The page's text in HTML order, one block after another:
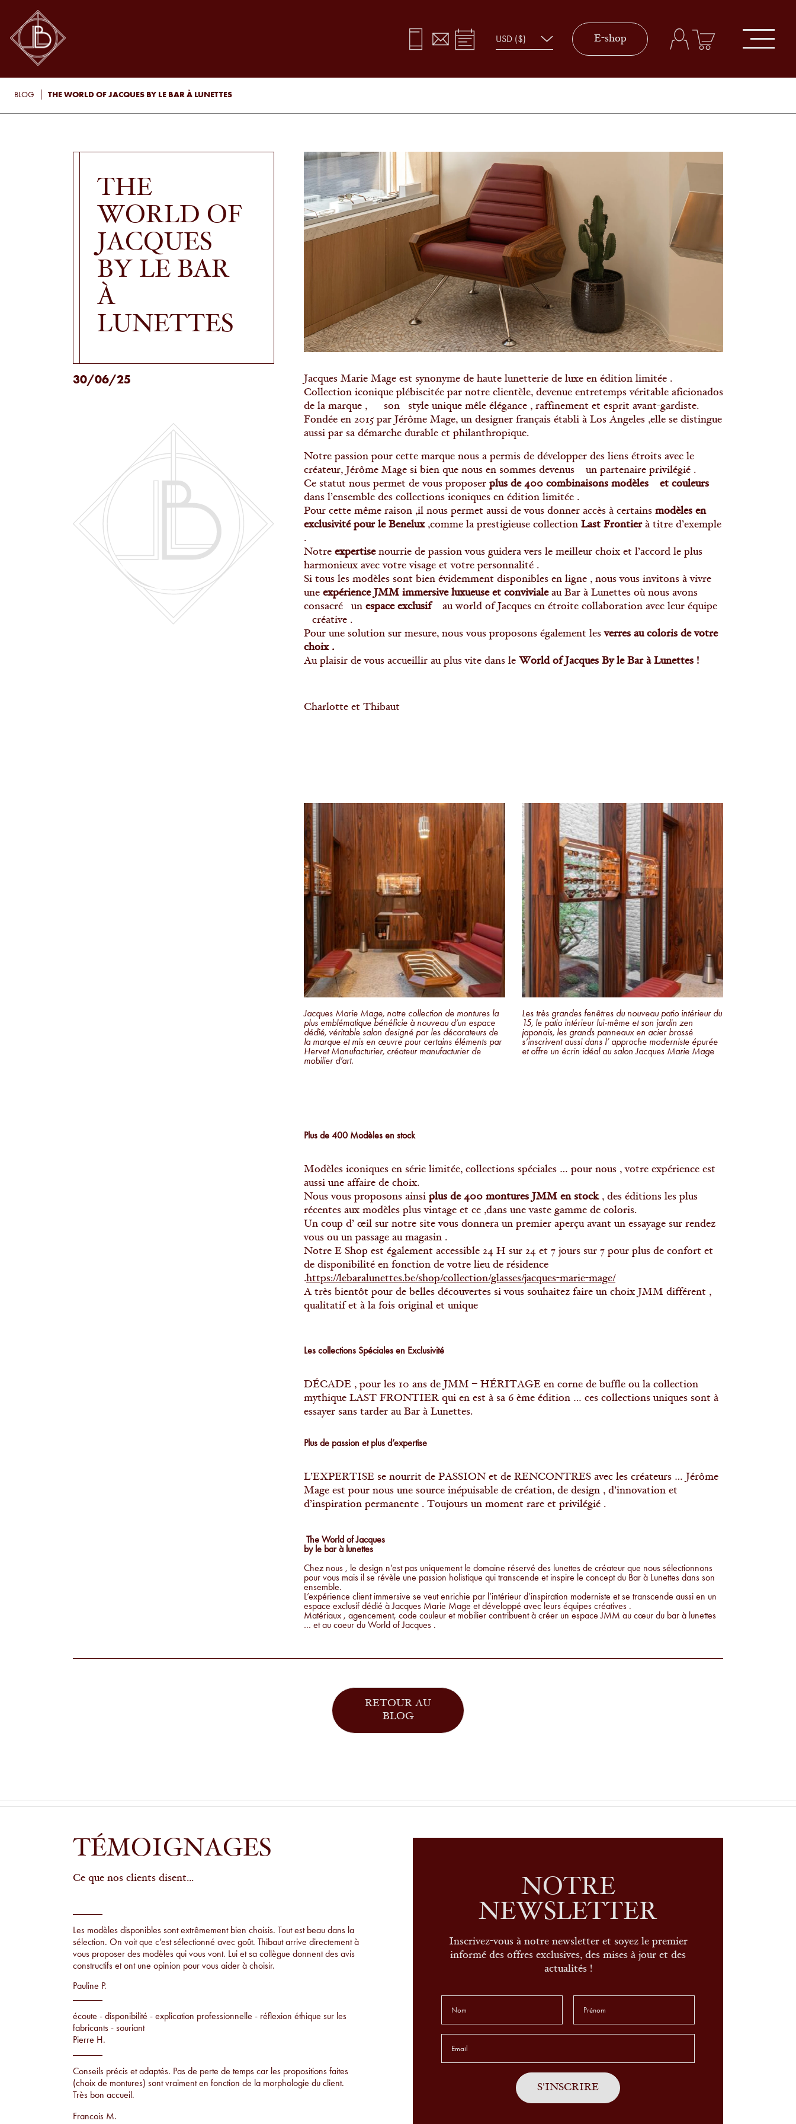
E-shop
BLOG THE WORLD OF JACQUES BY LE BAR À LUNETTES
THE
WORLD OF
JACQUES
BY LE BAR
À
LUNETTES
30/06/25
Jacques Marie Mage est synonyme de haute lunetterie de luxe en édition limitée .
Collection iconique plébiscitée par notre clientèle, devenue entretemps véritable aficionados
de la marque , son style unique mêle élégance , raffinement et esprit avant-gardiste.
Fondée en 2015 par Jérôme Mage, un designer français établi à Los Angeles ,elle se distingue
aussi par sa démarche durable et philanthropique.
Notre passion pour cette marque nous a permis de développer des liens étroits avec le
créateur, Jérôme Mage si bien que nous en sommes devenus un partenaire privilégié .
Ce statut nous permet de vous proposer plus de 400 combinaisons modèles et couleurs
dans l’ensemble des collections iconiques en édition limitée .
Pour cette même raison ,il nous permet aussi de vous donner accès à certains modèles en
exclusivité pour le Benelux,comme la prestigieuse collection Last Frontierà titre d’exemple
.
Notre expertisenourrie de passion vous guidera vers le meilleur choix et l’accord le plus
harmonieux avec votre visage et votre personnalité .
Si tous les modèles sont bien évidemment disponibles en ligne , nous vous invitons à vivre
une expérience JMM immersive luxueuse et convivialeau Bar à Lunettes où nous avons
consacré un espace exclusifau world of Jacques en étroite collaboration avec leur équipe
créative .
Pour une solution sur mesure, nous vous proposons également lesverres au coloris de votre
choix .
Au plaisir de vous accueillir au plus vite dans le World of Jacques By le Bar à Lunettes !
Charlotte et Thibaut
Jacques Marie Mage, notre collection de montures la
plus emblématique bénéficie à nouveau d’un espace
dédié, véritable salon designé par les décorateurs de
la marque et mis en œuvre pour certains éléments par
Hervet Manufacturier, créateur manufacturier de
mobilier d’art.
Les très grandes fenêtres du nouveau patio intérieur du
15, le patio intérieur lui-même et son jardin zen
japonais, les grands panneaux en acier brossé
s’inscrivent aussi dans l’ approche moderniste épurée
et offre un écrin idéal au salon Jacques Marie Mage
Plus de 400 Modèles en stock
Modèles iconiques en série limitée, collections spéciales … pour nous , votre expérience est
aussi une affaire de choix.
Nous vous proposons ainsi plus de 400 montures JMM en stock, des éditions les plus
récentes aux modèles plus vintage et ce ,dans une vaste gamme de coloris.
Un coup d’ œil sur notre site vous donnera un premier aperçu avant un essayage sur rendez
vous ou un passage au magasin .
Notre E Shop est également accessible 24 H sur 24 et 7 jours sur 7 pour plus de confort et
de disponibilité en fonction de votre lieu de résidence
.https://lebaralunettes.be/shop/collection/glasses/jacques-marie-mage/
A très bientôt pour de belles découvertes si vous souhaitez faire un choix JMM différent ,
qualitatif et à la fois original et unique
Les collections Spéciales en Exclusivité
DÉCADE , pour les 10 ans de JMM – HÉRITAGE en corne de buffle ou la collection
mythique LAST FRONTIER qui en est à sa 6 ème édition … ces collections uniques sont à
essayer sans tarder au Bar à Lunettes.
Plus de passion et plus d’expertise
L’EXPERTISE se nourrit de PASSION et de RENCONTRES avec les créateurs … Jérôme
Mage est pour nous une source inépuisable de création, de design , d’innovation et
d’inspiration permanente . Toujours un moment rare et privilégié .
The World of Jacques
by le bar à lunettes
Chez nous , le design n’est pas uniquement le domaine réservé des lunettes de créateur que nous sélectionnons
pour vous mais il se révèle une passion holistique qui transcende et inspire le concept du Bar à Lunettes dans son
ensemble.
L’expérience client immersive se veut enrichie par l’intérieur d’inspiration moderniste et se transcende aussi en un
espace exclusif dédié à Jacques Marie Mage et développé avec leurs équipes créatives .
Matériaux , agencement, code couleur et mobilier contribuent à créer un espace JMM au cœur du bar à lunettes
… et au coeur du World of Jacques .
RETOUR AU
BLOG
TÉMOIGNAGES
Ce que nos clients disent...
Les modèles disponibles sont extrêmement bien choisis. Tout est beau dans la
sélection. On voit que c’est sélectionné avec goût. Thibaut arrive directement à
vous proposer des modèles qui vous vont. Lui et sa collègue donnent des avis
constructifs et ont une opinion pour vous aider à choisir.
Pauline P.
écoute - disponibilité - explication professionnelle - réflexion éthique sur les
fabricants - souriant
Pierre H.
Conseils précis et adaptés. Pas de perte de temps car les propositions faites
(choix de montures) sont vraiment en fonction de la morphologie du client.
Très bon accueil.
Francois M.
NOTRE
NEWSLETTER
Inscrivez-vous à notre newsletter et soyez le premier
informé des offres exclusives, des mises à jour et des
actualités !